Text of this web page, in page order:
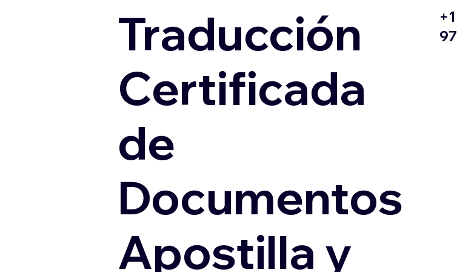
Traducción
Certificada
de
Documentos
Apostilla y